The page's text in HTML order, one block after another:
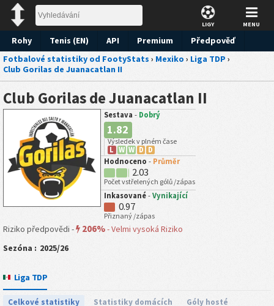
LIGY MENU
Rohy Tenis (EN) API Premium
Předpověď
Fotbalové statistiky od FootyStats › Mexiko › Liga TDP ›
Club Gorilas de Juanacatlan II
Club Gorilas de Juanacatlan II
Sestava - Dobrý
1.82
Výsledek v plném čase
L W W D D
Hodnoceno - Průměr
2.03
Počet vstřelených gólů /zápas
Inkasované - Vynikající
0.97
Přiznaný /zápas
Riziko předpovědi - 206%-Velmi vysoká Riziko
Sezóna : 2025/26
Liga TDP
Celkové statistiky Statistiky domácích Góly hosté